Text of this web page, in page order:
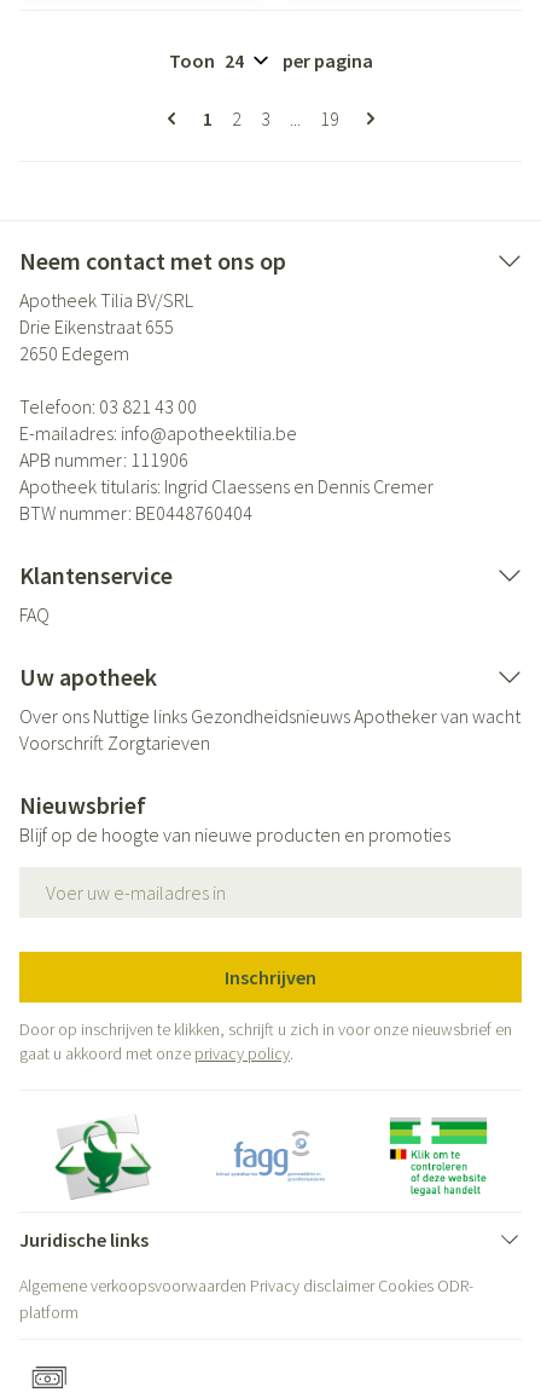
Pagina's
U lees momenteel pagina
1 Pagina
2 Pagina
3 ... Pagina
19
Toon per pagina
Neem contact met ons op
Apotheek Tilia BV/SRL
Drie Eikenstraat 655
2650 Edegem
Telefoon: 03 821 43 00
E-mailadres: info@apotheektilia.be
APB nummer: 111906
Apotheek titularis: Ingrid Claessens en Dennis Cremer
BTW nummer: BE0448760404
Klantenservice
FAQ
Uw apotheek
Over ons Nuttige links GezondheidsnieuwsApotheker van wacht
Voorschrift Zorgtarieven
Nieuwsbrief
Blijf op de hoogte van nieuwe producten en promoties
Inschrijven
Door op inschrijven te klikken, schrijft u zich in voor onze nieuwsbrief en
gaat u akkoord met onze privacy policy.
Juridische links
Algemene verkoopsvoorwaarden Privacy disclaimer Cookies ODR-
platform